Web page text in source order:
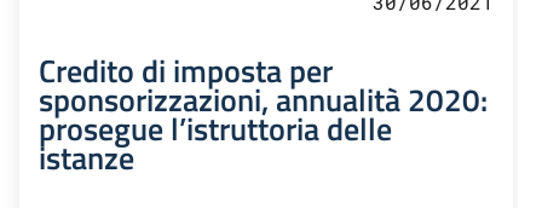
Credito di imposta per
sponsorizzazioni, annualità 2020:
prosegue l’istruttoria delle
istanze